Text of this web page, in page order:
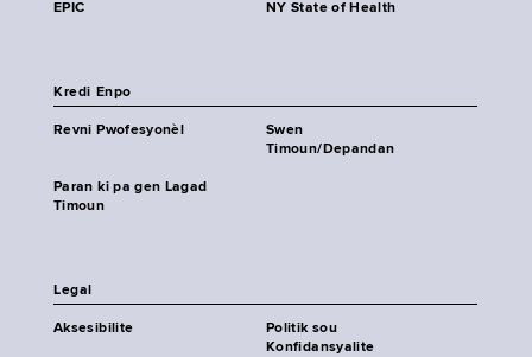
EPIC NY State of Health
Kredi Enpo
Revni Pwofesyonèl
Swen
Timoun/Depandan
Paran ki pa gen Lagad
Timoun
Legal
Aksesibilite
Politik sou
Konfidansyalite